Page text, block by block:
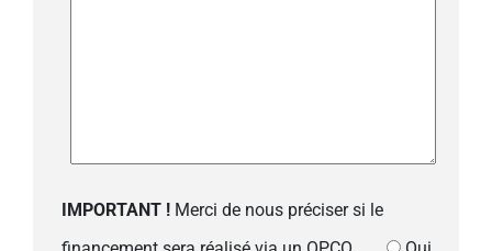
IMPORTANT ! Merci de nous préciser si le